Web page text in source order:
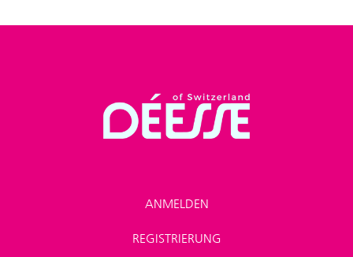
ANMELDEN
REGISTRIERUNG